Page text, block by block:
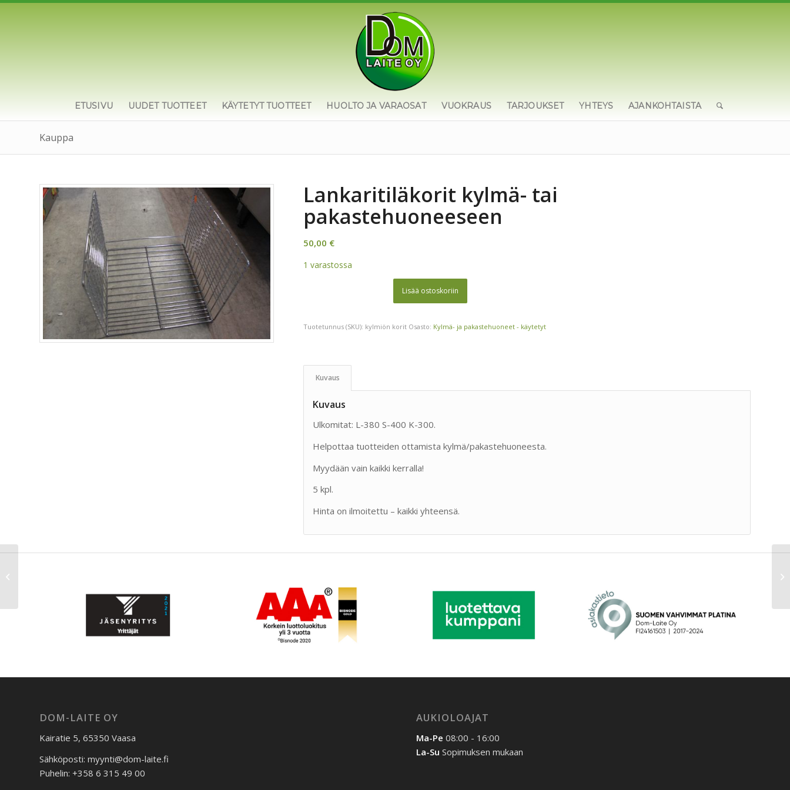
ETUSIVU UUDET TUOTTEET KÄYTETYT TUOTTEET HUOLTO JA VARAOSAT VUOKRAUS TARJOUKSET YHTEYS AJANKOHTAISTA
Kauppa
Lankaritiläkorit kylmä- tai
pakastehuoneeseen
50,00 €
1 varastossa
Lisää ostoskoriin
Tuotetunnus (SKU): kylmiön korit Osasto: Kylmä- ja pakastehuoneet - käytetyt
Kuvaus
Kuvaus
Ulkomitat: L-380 S-400 K-300.
Helpottaa tuotteiden ottamista kylmä/pakastehuoneesta.
Myydään vain kaikki kerralla!
5 kpl.
Hinta on ilmoitettu – kaikki yhteensä.
DOM-LAITE OY
Kairatie 5, 65350 Vaasa
Sähköposti: myynti@dom-laite.fi
Puhelin: +358 6 315 49 00
AUKIOLOAJAT
Ma-Pe 08:00 - 16:00
La-Su Sopimuksen mukaan